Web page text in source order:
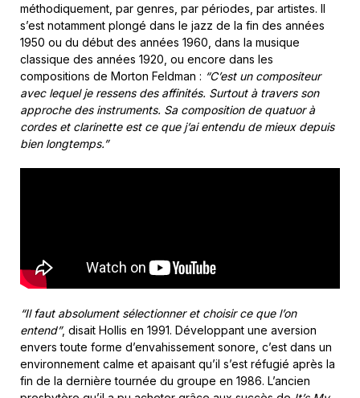
méthodiquement, par genres, par périodes, par artistes. Il
s’est notamment plongé dans le jazz de la fin des années
1950 ou du début des années 1960, dans la musique
classique des années 1920, ou encore dans les
compositions de Morton Feldman : “C’est un compositeur
avec lequel je ressens des affinités. Surtout à travers son
approche des instruments. Sa composition de quatuor à
cordes et clarinette est ce que j’ai entendu de mieux depuis
bien longtemps.”
“Il faut absolument sélectionner et choisir ce que l’on
entend”, disait Hollis en 1991. Développant une aversion
envers toute forme d’envahissement sonore, c’est dans un
environnement calme et apaisant qu’il s’est réfugié après la
fin de la dernière tournée du groupe en 1986. L’ancien